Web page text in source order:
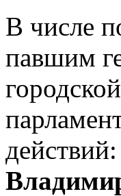
В числе
павшим
действий: